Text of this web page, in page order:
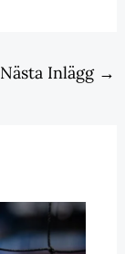
Nästa Inlägg →